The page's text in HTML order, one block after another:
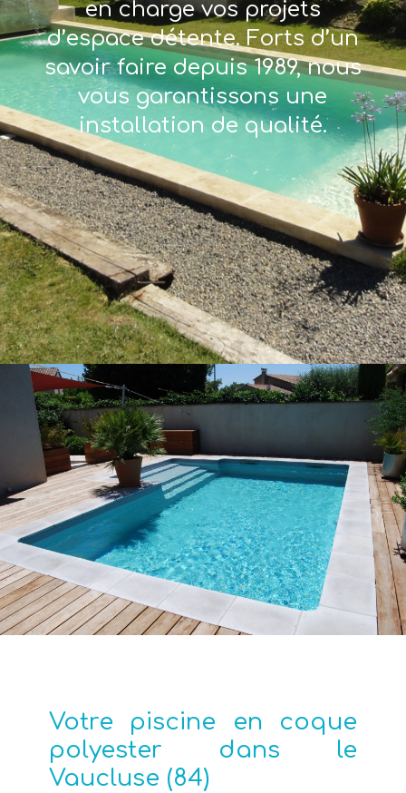
en charge vos projets
d’espace détente. Forts d’un
savoir faire depuis 1989, nous
vous garantissons une
installation de qualité.
Votre piscine en coque
polyester dans le
Vaucluse (84)